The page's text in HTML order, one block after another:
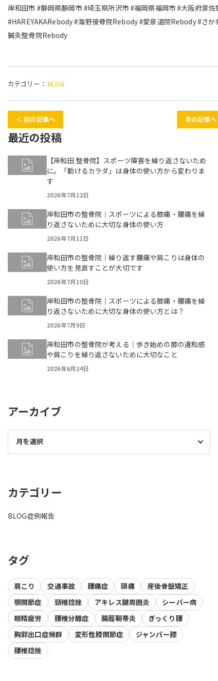
岸和田市 #静岡県静岡市 #埼玉県所沢市 #福岡県福岡市 #大阪府泉佐
#HAREYAKARebody #海野接骨院Rebody #愛泉道院Rebody #さか
鍼灸整骨院Rebody
カテゴリー： BLOG
＜ 前の記事へ 次の記事
最近の投稿
【岸和田 整骨院】スポーツ障害を繰り返さないため
に。「動けるカラダ」は身体の使い方から変わりま
す
2026年7月12日
岸和田市の整骨院｜スポーツによる膝痛・腰痛を繰
り返さないために大切な身体の使い方
2026年7月11日
岸和田市の整骨院｜繰り返す腰痛や肩こりは身体の
使い方を見直すことが大切です
2026年7月10日
岸和田市の整骨院｜スポーツによる膝痛・腰痛を繰
り返さないために大切な身体の使い方とは？
2026年7月9日
岸和田市の整骨院が考える｜歩き始めの膝の違和感
や肩こりを繰り返さないために大切なこと
2026年6月24日
アーカイブ
カテゴリー
BLOG症例報告
タグ
肩こり 交通事故 腰痛症 頭痛
産後骨盤矯正
顎関節症
頸椎捻挫 アキレス腱周囲炎
シーバー病
眼精疲労
腰椎分離症 腸脛靭帯炎
ぎっくり腰
胸郭出口症候群
変形性膝関節症
ジャンパー膝
腰椎捻挫